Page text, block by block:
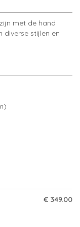
met de hand
diverse stijlen en
€ 349.00